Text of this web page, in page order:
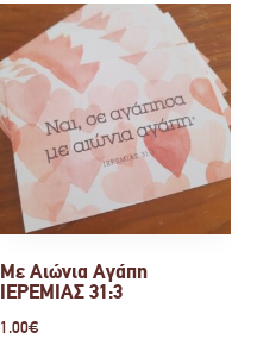
Με Αιώνια Αγάπη
ΙΕΡΕΜΙΑΣ 31:3
1.00€